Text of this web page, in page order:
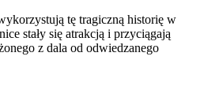
tę tragiczną historię w
stały się atrakcją i przyciągają
z dala od odwiedzanego